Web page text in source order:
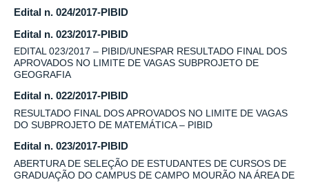
Edital n. 024/2017-PIBID
Edital n. 023/2017-PIBID
EDITAL 023/2017 – PIBID/UNESPAR RESULTADO FINAL DOS
APROVADOS NO LIMITE DE VAGAS SUBPROJETO DE
GEOGRAFIA
Edital n. 022/2017-PIBID
RESULTADO FINAL DOS APROVADOS NO LIMITE DE VAGAS
DO SUBPROJETO DE MATEMÁTICA – PIBID
Edital n. 023/2017-PIBID
ABERTURA DE SELEÇÃO DE ESTUDANTES DE CURSOS DE
GRADUAÇÃO DO CAMPUS DE CAMPO MOURÃO NA ÁREA DE